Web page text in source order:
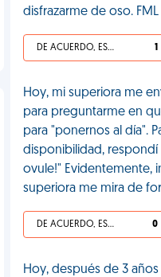
disfrazarme de oso. FML
DE ACUERDO, ES UNA VIDA HP 1
Hoy, mi superiora me
para preguntarme en
para "ponernos al día".
disponibilidad, respondí
ovule!" Evidentemente,
superiora me mira de
DE ACUERDO, ES UNA VIDA HP 0
Hoy, después de 3